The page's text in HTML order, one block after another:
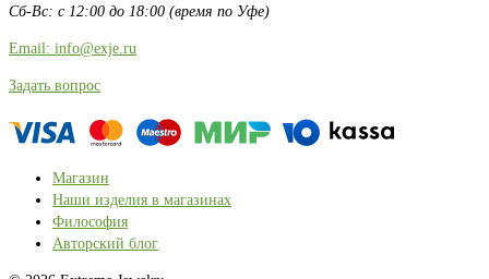
Сб-Вс: с 12:00 до 18:00 (время по Уфе)
Email: info@exje.ru
Задать вопрос
Магазин
Наши изделия в магазинах
Философия
Авторский блог